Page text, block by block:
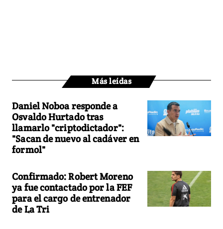
Más leídas
Daniel Noboa responde a
Osvaldo Hurtado tras
llamarlo "criptodictador":
"Sacan de nuevo al cadáver en
formol"
Confirmado: Robert Moreno
ya fue contactado por la FEF
para el cargo de entrenador
de La Tri